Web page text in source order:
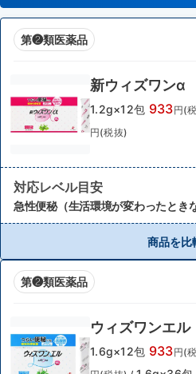
第❷類医薬品
新ウィズワンα
1.2g×12包 933円(
円(税抜)
対応レベル目安
急性便秘（生活環境が変わったとき
商品を比
第❷類医薬品
ウィズワンエル
1.6g×12包 933円(